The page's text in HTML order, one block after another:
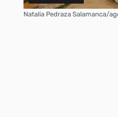
Natalia Pedraza Salamanca/